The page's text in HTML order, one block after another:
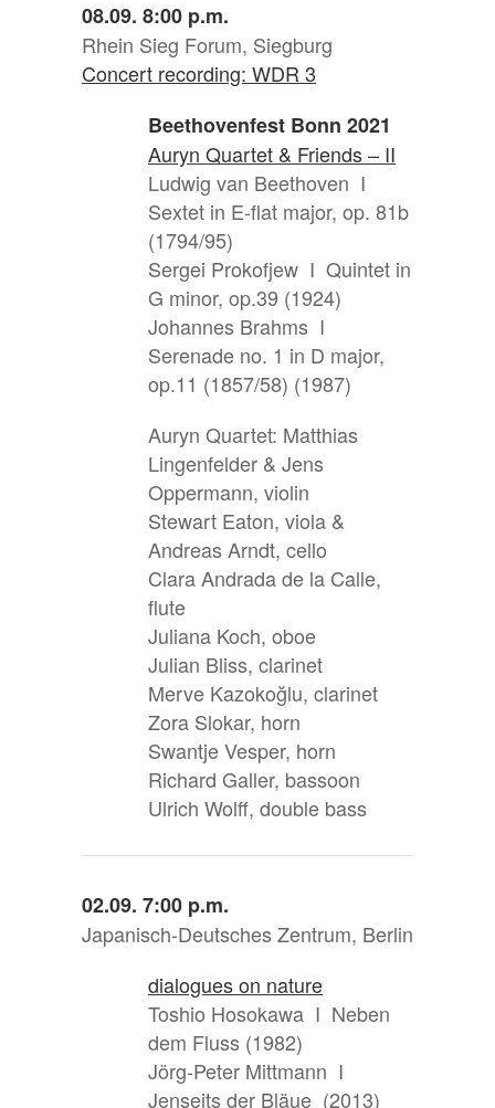
08.09. 8:00 p.m.
Rhein Sieg Forum, Siegburg
Concert recording: WDR 3
Beethovenfest Bonn 2021
Auryn Quartet & Friends – II
Ludwig van Beethoven I
Sextet in E-flat major, op. 81b
(1794/95)
Sergei Prokofjew I Quintet in
G minor, op.39 (1924)
Johannes Brahms I
Serenade no. 1 in D major,
op.11 (1857/58) (1987)
Auryn Quartet: Matthias
Lingenfelder & Jens
Oppermann, violin
Stewart Eaton, viola &
Andreas Arndt, cello
Clara Andrada de la Calle,
flute
Juliana Koch, oboe
Julian Bliss, clarinet
Merve Kazokoğlu, clarinet
Zora Slokar, horn
Swantje Vesper, horn
Richard Galler, bassoon
Ulrich Wolff, double bass
02.09. 7:00 p.m.
Japanisch-Deutsches Zentrum, Berlin
dialogues on nature
Toshio Hosokawa I Neben
dem Fluss (1982)
Jörg-Peter Mittmann I
Jenseits der Bläue (2013)